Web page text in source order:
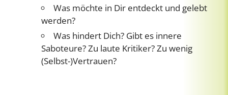
Was möchte in Dir entdeckt und gelebt
werden?
Was hindert Dich? Gibt es innere
Saboteure? Zu laute Kritiker? Zu wenig
(Selbst-)Vertrauen?